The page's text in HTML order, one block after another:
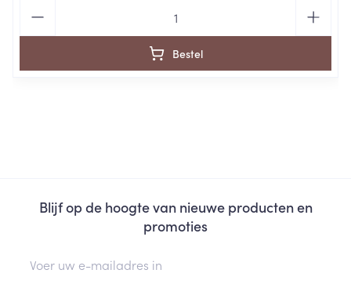
Bestel
Blijf op de hoogte van nieuwe producten en
promoties